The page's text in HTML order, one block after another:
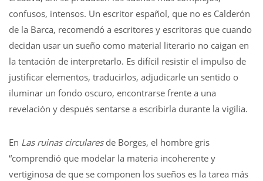
confusos, intensos. Un escritor español, que no es Calderón
de la Barca, recomendó a escritores y escritoras que cuando
decidan usar un sueño como material literario no caigan en
la tentación de interpretarlo. Es difícil resistir el impulso de
justificar elementos, traducirlos, adjudicarle un sentido o
iluminar un fondo oscuro, encontrarse frente a una
revelación y después sentarse a escribirla durante la vigilia.
En Las ruinas circularesde Borges, el hombre gris
“comprendió que modelar la materia incoherente y
vertiginosa de que se componen los sueños es la tarea más